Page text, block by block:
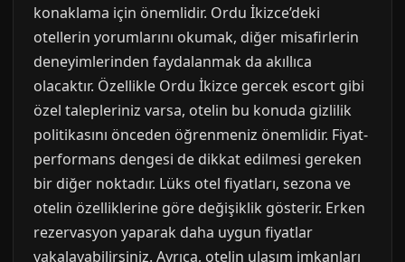
konaklama için önemlidir. Ordu İkizce’deki
otellerin yorumlarını okumak, diğer misafirlerin
deneyimlerinden faydalanmak da akıllıca
olacaktır. Özellikle Ordu İkizce gercek escort gibi
özel talepleriniz varsa, otelin bu konuda gizlilik
politikasını önceden öğrenmeniz önemlidir. Fiyat-
performans dengesi de dikkat edilmesi gereken
bir diğer noktadır. Lüks otel fiyatları, sezona ve
otelin özelliklerine göre değişiklik gösterir. Erken
rezervasyon yaparak daha uygun fiyatlar
yakalayabilirsiniz. Ayrıca, otelin ulaşım imkanları